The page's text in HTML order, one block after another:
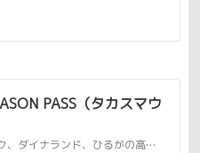
PASS（タカスマウ
鷲ヶ岳スキー場、高鷲スノーパーク、ダイナランド、ひるがの高原スキー場、ホワイトピアたかすの5スキー場が滑り放題！TAKASU MOUNTAINS SEASON PASS（タカスマウンテンズシーズンパス）